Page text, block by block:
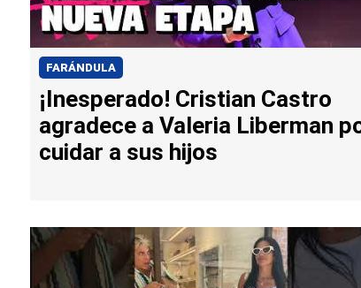
FARÁNDULA
¡Inesperado! Cristian Castro
agradece a Valeria Liberman
cuidar a sus hijos